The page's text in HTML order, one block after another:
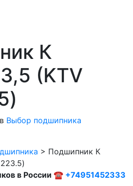
К
(KTV
Выбор подшипника
> Подшипник К
в России ☎ +74951452333